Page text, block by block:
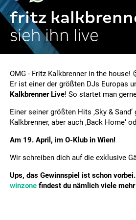
fritz
sieh ihn live
OMG - Fritz Kalkbrenner in the house!
Er ist einer der größten DJs Europas
Kalkbrenner Live! So startet man
Einer seiner größten Hits ‚Sky &
Kalkbrenner, aber auch ‚Back Home‘
Am 19. April, im O-Klub in Wien!
Wir schreiben dich auf die exklusive
Ups, das Gewinnspiel ist schon
winzone findest du nämlich viele